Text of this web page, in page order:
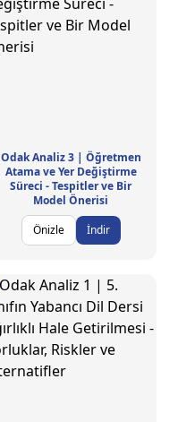
Odak Analiz 3 | Öğretmen
Atama ve Yer Değiştirme
Süreci - Tespitler ve Bir
Model Önerisi
Önizle
İndir